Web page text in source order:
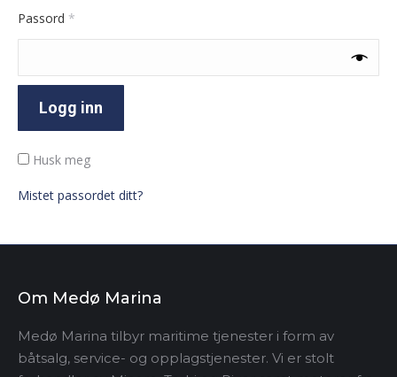
Passord *
Logg inn
Husk meg
Mistet passordet ditt?
Om Medø Marina
Medø Marina tilbyr maritime tjenester i form av
båtsalg, service- og opplagstjenester. Vi er stolt